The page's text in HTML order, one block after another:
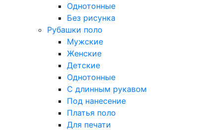
Однотонные
Без рисунка
Рубашки поло
Мужские
Женские
Детские
Однотонные
С длинным рукавом
Под нанесение
Платья поло
Для печати